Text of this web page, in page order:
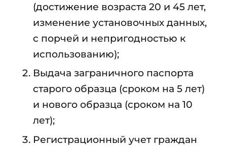
(достижение возраста 20 и 45 лет,
изменение установочных данных,
с порчей и непригодностью к
использованию);
Выдача заграничного паспорта
старого образца (сроком на 5 лет)
и нового образца (сроком на 10
лет);
Регистрационный учет граждан